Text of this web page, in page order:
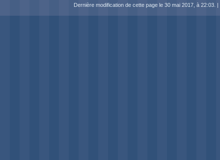
Dernière modification de cette page le 30 mai 2017, à 22:03. |